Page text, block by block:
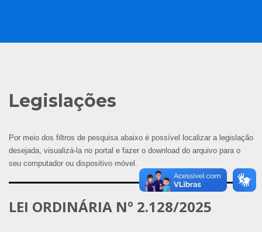
Legislações
Por meio dos filtros de pesquisa abaixo é possível localizar a legislação
desejada, visualizá-la no portal e fazer o download do arquivo para o
seu computador ou dispositivo móvel.
LEI ORDINÁRIA Nº 2.128/2025